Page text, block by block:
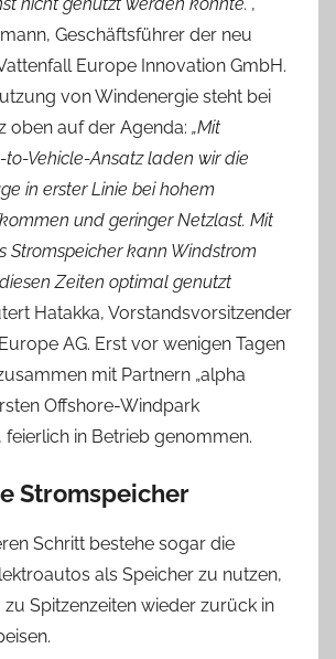
Geschäftsführer der neu
Europe Innovation GmbH.
von Windenergie steht bei
oben auf der Agenda: „Mit
Vehicle-Ansatz laden wir die
in erster Linie bei hohem
und geringer Netzlast. Mit
Stromspeicher kann Windstrom
Zeiten optimal genutzt
Hatakka, Vorstandsvorsitzender
AG. Erst vor wenigen Tagen
mit Partnern „alpha
Offshore-Windpark
feierlich in Betrieb genommen.
Stromspeicher
Schritt bestehe sogar die
als Speicher zu nutzen,
Spitzenzeiten wieder zurück in